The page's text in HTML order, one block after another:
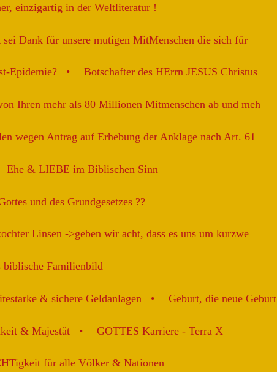
einzigartig in der Weltliteratur !
Dank für unsere mutigen MitMenschen die sich für
Epidemie? Botschafter des HErrn JESUS Christus
Ihren mehr als 80 Millionen Mitmenschen ab und meh
wegen Antrag auf Erhebung der Anklage nach Art. 61
Ehe & LIEBE im Biblischen Sinn
und des Grundgesetzes ??
Linsen ->geben wir acht, dass es uns um kurzwe
Familienbild
& sichere Geldanlagen Geburt, die neue Geburt
& Majestät GOTTES Karriere - Terra X
für alle Völker & Nationen